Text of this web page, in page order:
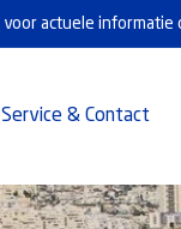
voor actuele informatie
Service & Contact